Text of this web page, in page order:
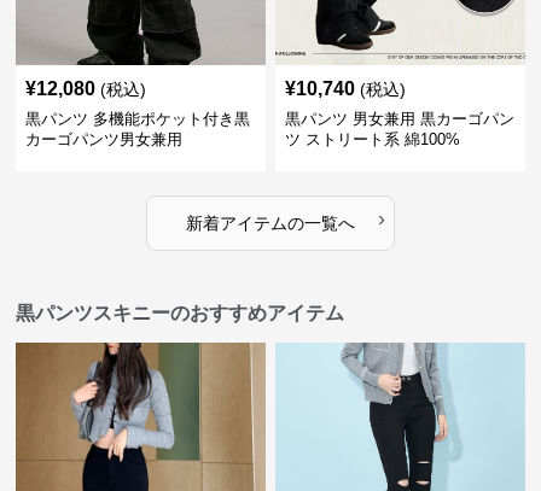
¥12,080 (税込)
黒パンツ 多機能ポケット付き黒
カーゴパンツ男女兼用
¥10,740 (税込)
黒パンツ 男女兼用 黒カーゴパン
ツ ストリート系 綿100%
新着アイテムの一覧へ ›
黒パンツスキニーのおすすめアイテム